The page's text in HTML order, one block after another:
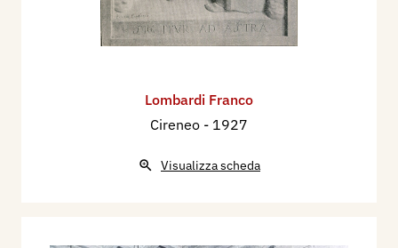
Lombardi Franco
Cireneo - 1927
Visualizza scheda